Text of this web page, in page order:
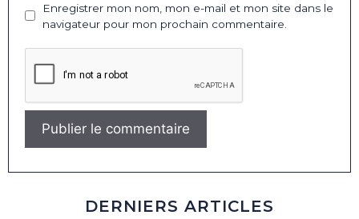
Enregistrer mon nom, mon e-mail et mon site dans le
navigateur pour mon prochain commentaire.
DERNIERS ARTICLES